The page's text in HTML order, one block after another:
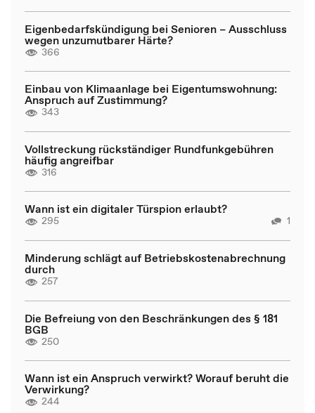
Eigenbedarfskündigung bei Senioren – Ausschluss
wegen unzumutbarer Härte?
366
Einbau von Klimaanlage bei Eigentumswohnung:
Anspruch auf Zustimmung?
343
Vollstreckung rückständiger Rundfunkgebühren
häufig angreifbar
316
Wann ist ein digitaler Türspion erlaubt?
295 1
Minderung schlägt auf Betriebskostenabrechnung
durch
257
Die Befreiung von den Beschränkungen des § 181
BGB
250
Wann ist ein Anspruch verwirkt? Worauf beruht die
Verwirkung?
244